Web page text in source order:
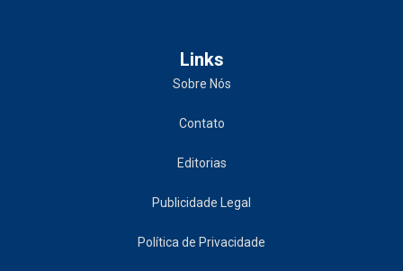
Links
Sobre Nós
Contato
Editorias
Publicidade Legal
Política de Privacidade